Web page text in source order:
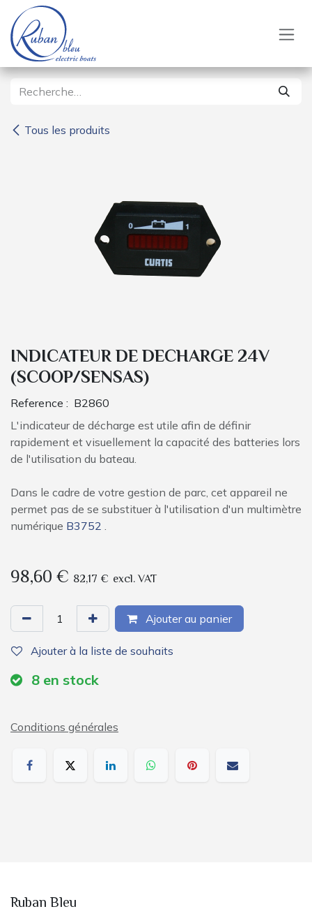
Se rendre au contenu
Tous les produits
INDICATEUR DE DECHARGE 24V
(SCOOP/SENSAS)
Reference : B2860
L'indicateur de décharge est utile afin de définir
rapidement et visuellement la capacité des batteries lors
de l'utilisation du bateau.
Dans le cadre de votre gestion de parc, cet appareil ne
permet pas de se substituer à l'utilisation d'un multimètre
numérique B3752 .
98,60€ 82,17 € excl. VAT
Ajouter au panier
Ajouter à la liste de souhaits
8 en stock
Conditions générales
Ruban Bleu